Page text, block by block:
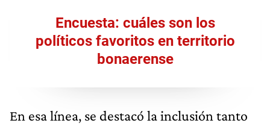
Encuesta: cuáles son los
políticos favoritos en territorio
bonaerense
En esa línea, se destacó la inclusión tanto